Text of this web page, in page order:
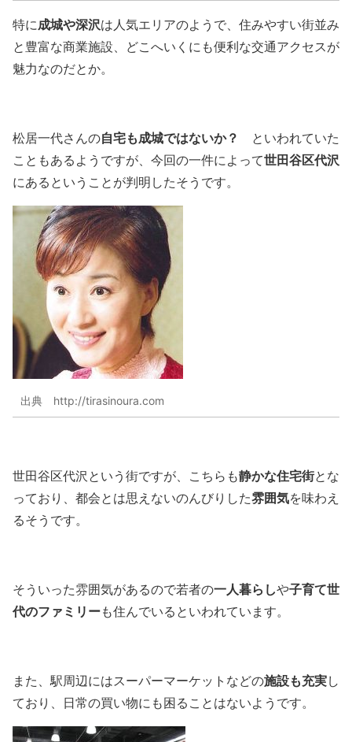
特に成城や深沢は人気エリアのようで、住みやすい街並み
と豊富な商業施設、どこへいくにも便利な交通アクセスが
魅力なのだとか。
松居一代さんの自宅も成城ではないか？
といわれていた
こともあるようですが、今回の一件によって世田谷区代沢
にあるということが判明したそうです。
出典 http://tirasinoura.com
世田谷区代沢という街ですが、こちらも静かな住宅街とな
っており、都会とは思えないのんびりした雰囲気を味わえ
るそうです。
そういった雰囲気があるので若者の一人暮らしや子育て世
代のファミリーも住んでいるといわれています。
また、駅周辺にはスーパーマーケットなどの施設も充実し
ており、日常の買い物にも困ることはないようです。